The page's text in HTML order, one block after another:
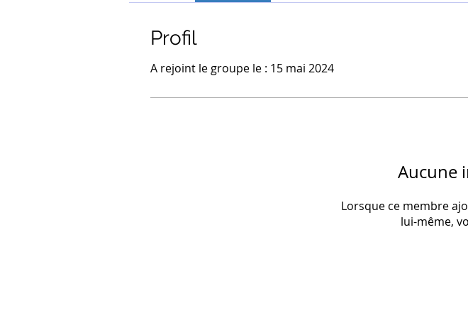
Profil
A rejoint le groupe le : 15 mai 2024
Aucune
Lorsque ce membre
lui-même,